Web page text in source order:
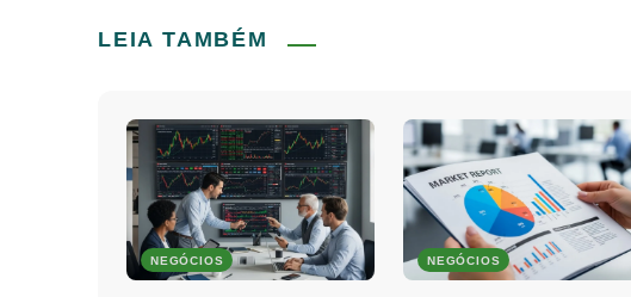
LEIA TAMBÉM
NEGÓCIOS NEGÓCIOS